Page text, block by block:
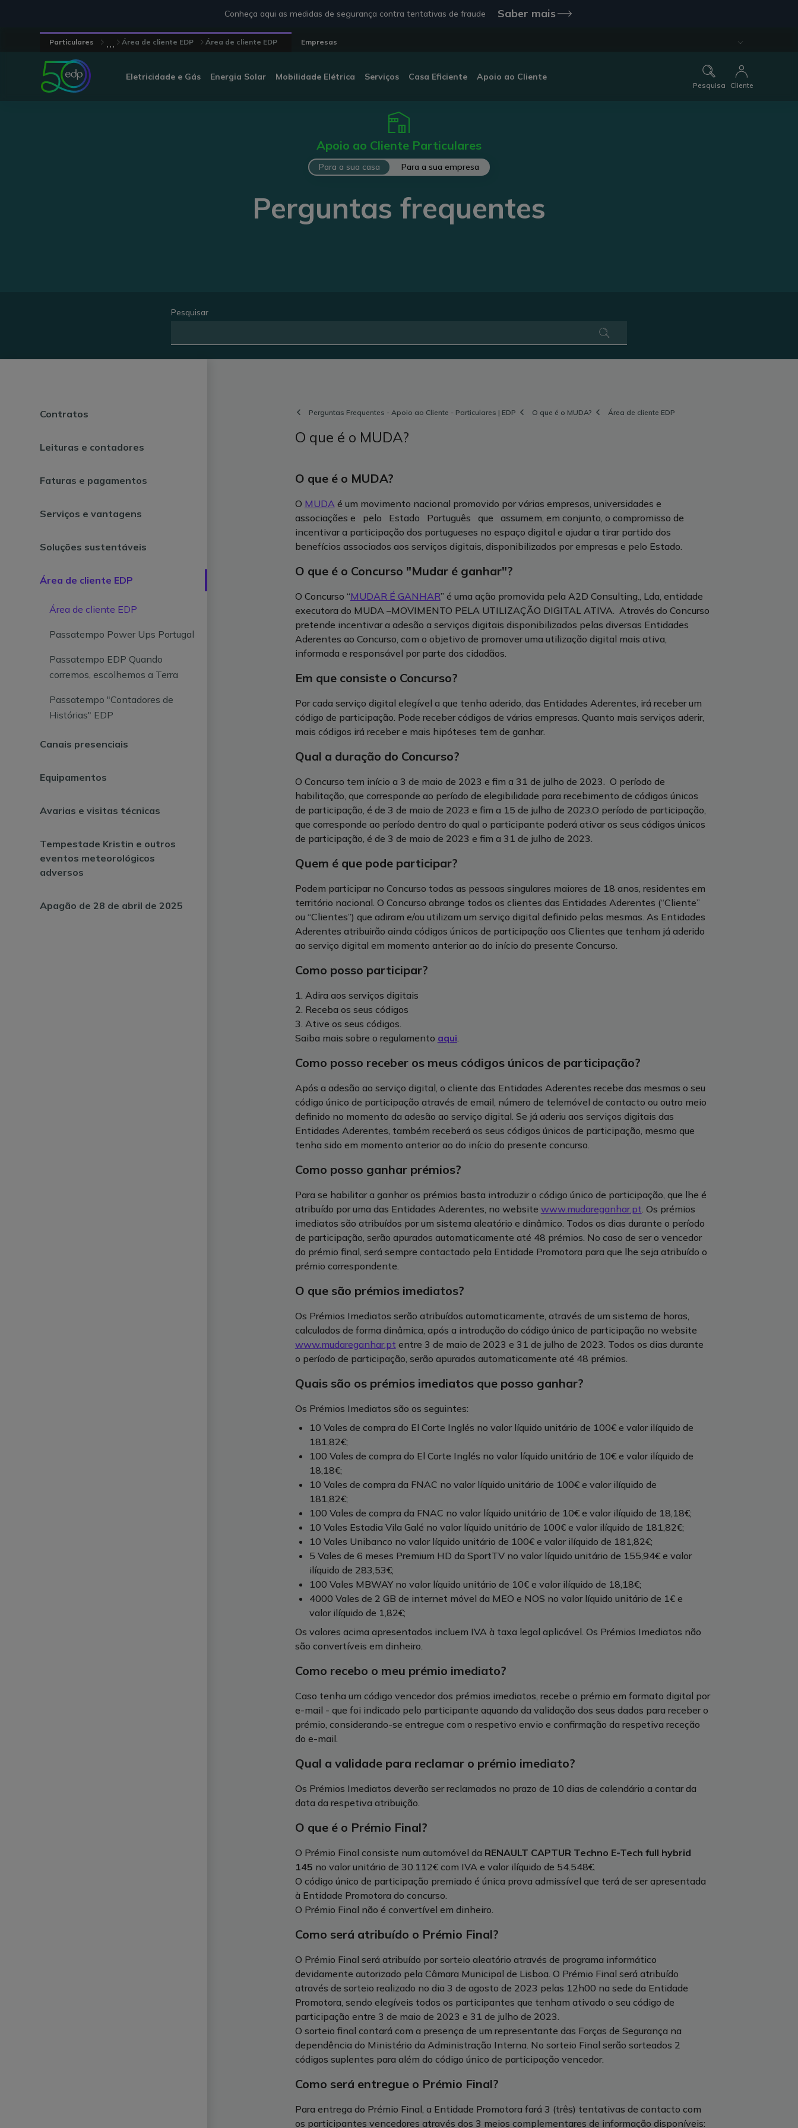
Conheça aqui as medidas de segurança contra tentativas de fraude Saber mais
Particulares ... Área de cliente EDP Área de cliente EDP Empresas
Eletricidade e Gás Energia Solar Mobilidade Elétrica Serviços Casa Eficiente Apoio ao Cliente
Pesquisa Cliente
Apoio ao Cliente Particulares
Para a sua casa Para a sua empresa
Perguntas frequentes
Pesquisar
Contratos
Leituras e contadores
Faturas e pagamentos
Serviços e vantagens
Soluções sustentáveis
Área de cliente EDP
Área de cliente EDP
Passatempo Power Ups Portugal
Passatempo EDP Quando
corremos, escolhemos a Terra
Passatempo "Contadores de
Histórias" EDP
Canais presenciais
Equipamentos
Avarias e visitas técnicas
Tempestade Kristin e outros
eventos meteorológicos
adversos
Apagão de 28 de abril de 2025
Perguntas Frequentes - Apoio ao Cliente - Particulares | EDP O que é o MUDA? Área de cliente EDP
O que é o MUDA?
O que é o MUDA?
O MUDA é um movimento nacional promovido por várias empresas, universidades e
associações e pelo Estado Português que assumem, em conjunto, o compromisso de
incentivar a participação dos portugueses no espaço digital e ajudar a tirar partido dos
benefícios associados aos serviços digitais, disponibilizados por empresas e pelo Estado.
O que é o Concurso "Mudar é ganhar"?
O Concurso “MUDAR É GANHAR” é uma ação promovida pela A2D Consulting., Lda, entidade
executora do MUDA –MOVIMENTO PELA UTILIZAÇÃO DIGITAL ATIVA. Através do Concurso
pretende incentivar a adesão a serviços digitais disponibilizados pelas diversas Entidades
Aderentes ao Concurso, com o objetivo de promover uma utilização digital mais ativa,
informada e responsável por parte dos cidadãos.
Em que consiste o Concurso?
Por cada serviço digital elegível a que tenha aderido, das Entidades Aderentes, irá receber um
código de participação. Pode receber códigos de várias empresas. Quanto mais serviços aderir,
mais códigos irá receber e mais hipóteses tem de ganhar.
Qual a duração do Concurso?
O Concurso tem início a 3 de maio de 2023 e fim a 31 de julho de 2023. O período de
habilitação, que corresponde ao período de elegibilidade para recebimento de códigos únicos
de participação, é de 3 de maio de 2023 e fim a 15 de julho de 2023.O período de participação,
que corresponde ao período dentro do qual o participante poderá ativar os seus códigos únicos
de participação, é de 3 de maio de 2023 e fim a 31 de julho de 2023.
Quem é que pode participar?
Podem participar no Concurso todas as pessoas singulares maiores de 18 anos, residentes em
território nacional. O Concurso abrange todos os clientes das Entidades Aderentes (“Cliente”
ou “Clientes”) que adiram e/ou utilizam um serviço digital definido pelas mesmas. As Entidades
Aderentes atribuirão ainda códigos únicos de participação aos Clientes que tenham já aderido
ao serviço digital em momento anterior ao do início do presente Concurso.
Como posso participar?
1. Adira aos serviços digitais
2. Receba os seus códigos
3. Ative os seus códigos.
Saiba mais sobre o regulamento aqui.
Como posso receber os meus códigos únicos de participação?
Após a adesão ao serviço digital, o cliente das Entidades Aderentes recebe das mesmas o seu
código único de participação através de email, número de telemóvel de contacto ou outro meio
definido no momento da adesão ao serviço digital. Se já aderiu aos serviços digitais das
Entidades Aderentes, também receberá os seus códigos únicos de participação, mesmo que
tenha sido em momento anterior ao do início do presente concurso.
Como posso ganhar prémios?
Para se habilitar a ganhar os prémios basta introduzir o código único de participação, que lhe é
atribuído por uma das Entidades Aderentes, no website www.mudareganhar.pt. Os prémios
imediatos são atribuídos por um sistema aleatório e dinâmico. Todos os dias durante o período
de participação, serão apurados automaticamente até 48 prémios. No caso de ser o vencedor
do prémio final, será sempre contactado pela Entidade Promotora para que lhe seja atribuído o
prémio correspondente.
O que são prémios imediatos?
Os Prémios Imediatos serão atribuídos automaticamente, através de um sistema de horas,
calculados de forma dinâmica, após a introdução do código único de participação no website
www.mudareganhar.pt entre 3 de maio de 2023 e 31 de julho de 2023. Todos os dias durante
o período de participação, serão apurados automaticamente até 48 prémios.
Quais são os prémios imediatos que posso ganhar?
Os Prémios Imediatos são os seguintes:
10 Vales de compra do El Corte Inglés no valor líquido unitário de 100€ e valor ilíquido de
181,82€;
100 Vales de compra do El Corte Inglés no valor líquido unitário de 10€ e valor ilíquido de
18,18€;
10 Vales de compra da FNAC no valor líquido unitário de 100€ e valor ilíquido de
181,82€;
100 Vales de compra da FNAC no valor líquido unitário de 10€ e valor ilíquido de 18,18€;
10 Vales Estadia Vila Galé no valor líquido unitário de 100€ e valor ilíquido de 181,82€;
10 Vales Unibanco no valor líquido unitário de 100€ e valor ilíquido de 181,82€;
5 Vales de 6 meses Premium HD da SportTV no valor líquido unitário de 155,94€ e valor
ilíquido de 283,53€;
100 Vales MBWAY no valor líquido unitário de 10€ e valor ilíquido de 18,18€;
4000 Vales de 2 GB de internet móvel da MEO e NOS no valor líquido unitário de 1€ e
valor ilíquido de 1,82€;
Os valores acima apresentados incluem IVA à taxa legal aplicável. Os Prémios Imediatos não
são convertíveis em dinheiro.
Como recebo o meu prémio imediato?
Caso tenha um código vencedor dos prémios imediatos, recebe o prémio em formato digital por
e-mail - que foi indicado pelo participante aquando da validação dos seus dados para receber o
prémio, considerando-se entregue com o respetivo envio e confirmação da respetiva receção
do e-mail.
Qual a validade para reclamar o prémio imediato?
Os Prémios Imediatos deverão ser reclamados no prazo de 10 dias de calendário a contar da
data da respetiva atribuição.
O que é o Prémio Final?
O Prémio Final consiste num automóvel da RENAULT CAPTUR Techno E-Tech full hybrid
145 no valor unitário de 30.112€ com IVA e valor ilíquido de 54.548€.
O código único de participação premiado é única prova admissível que terá de ser apresentada
à Entidade Promotora do concurso.
O Prémio Final não é convertível em dinheiro.
Como será atribuído o Prémio Final?
O Prémio Final será atribuído por sorteio aleatório através de programa informático
devidamente autorizado pela Câmara Municipal de Lisboa. O Prémio Final será atribuído
através de sorteio realizado no dia 3 de agosto de 2023 pelas 12h00 na sede da Entidade
Promotora, sendo elegíveis todos os participantes que tenham ativado o seu código de
participação entre 3 de maio de 2023 e 31 de julho de 2023.
O sorteio final contará com a presença de um representante das Forças de Segurança na
dependência do Ministério da Administração Interna. No sorteio Final serão sorteados 2
códigos suplentes para além do código único de participação vencedor.
Como será entregue o Prémio Final?
Para entrega do Prémio Final, a Entidade Promotora fará 3 (três) tentativas de contacto com
os participantes vencedores através dos 3 meios complementares de informação disponíveis: